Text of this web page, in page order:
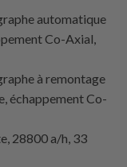
automatique
Co-Axial,
à remontage
échappement Co-
28800 a/h, 33